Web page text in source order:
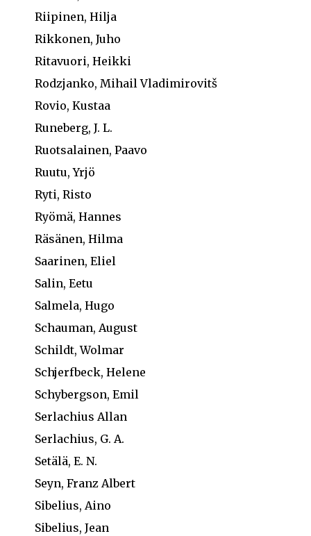
Riipinen, Hilja
Rikkonen, Juho
Ritavuori, Heikki
Rodzjanko, Mihail Vladimirovitš
Rovio, Kustaa
Runeberg, J. L.
Ruotsalainen, Paavo
Ruutu, Yrjö
Ryti, Risto
Ryömä, Hannes
Räsänen, Hilma
Saarinen, Eliel
Salin, Eetu
Salmela, Hugo
Schauman, August
Schildt, Wolmar
Schjerfbeck, Helene
Schybergson, Emil
Serlachius Allan
Serlachius, G. A.
Setälä, E. N.
Seyn, Franz Albert
Sibelius, Aino
Sibelius, Jean